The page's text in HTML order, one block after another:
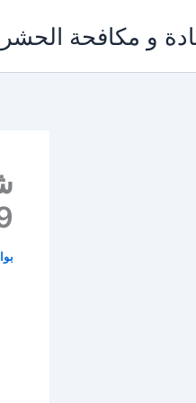
و مكافحة